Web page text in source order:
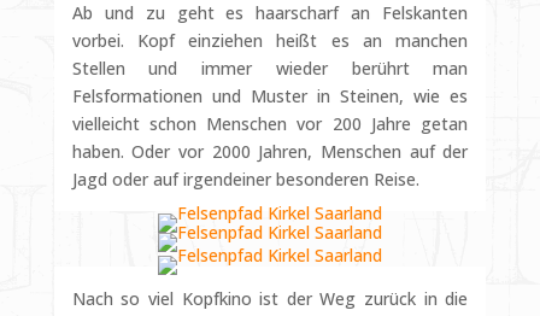
Ab und zu geht es haarscharf an Felskanten
vorbei. Kopf einziehen heißt es an manchen
Stellen und immer wieder berührt man
Felsformationen und Muster in Steinen, wie es
vielleicht schon Menschen vor 200 Jahre getan
haben. Oder vor 2000 Jahren, Menschen auf der
Jagd oder auf irgendeiner besonderen Reise.
Nach so viel Kopfkino ist der Weg zurück in die